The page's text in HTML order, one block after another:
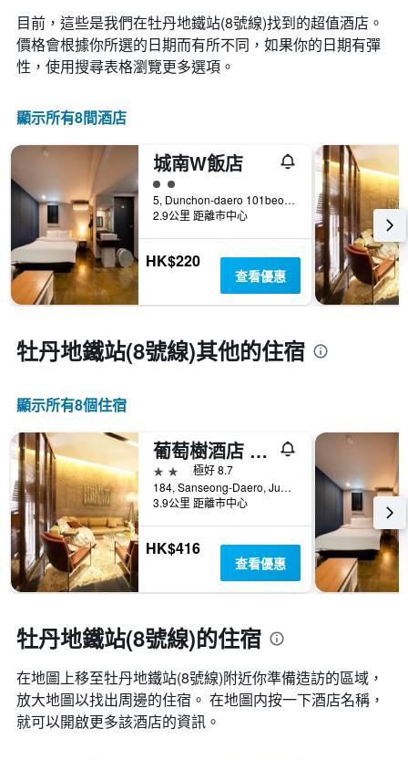
目前，這些是我們在牡丹地鐵站(8號線)找到的超值酒店。
價格會根據你所選的日期而有所不同，如果你的日期有彈
性，使用搜尋表格瀏覽更多選項。
顯示所有8間酒店
城南W飯店
2星級評級
5, Dunchon-daero 101beon-gil, 城南, 韓國
2.9公里 距離市中心
HK$220
查看優惠
牡丹地鐵站(8號線)​其他的住宿
顯示所有8​個住宿
葡萄樹酒店 - 城南
2星級
極好 8.7
184, Sanseong-Daero, Jungwon-gu, 城南, 韓國
3.9公里 距離市中心
HK$416
查看優惠
牡丹地鐵站(8號線)的住宿
在地圖上移至牡丹地鐵站(8號線)​​附近你準備造訪的區域，
放大地圖以找出周邊的住宿。 在地圖内按一下酒店名稱，
就可以開啟更多該酒店的資訊。